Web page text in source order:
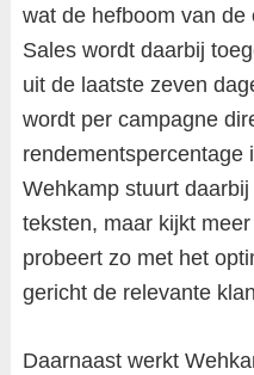
wat de hefboom van
Sales wordt daarbij
uit de laatste zeven
wordt per campagne
rendementspercentage
Wehkamp stuurt
teksten, maar kijkt
probeert zo met het
gericht de relevante
Daarnaast werkt